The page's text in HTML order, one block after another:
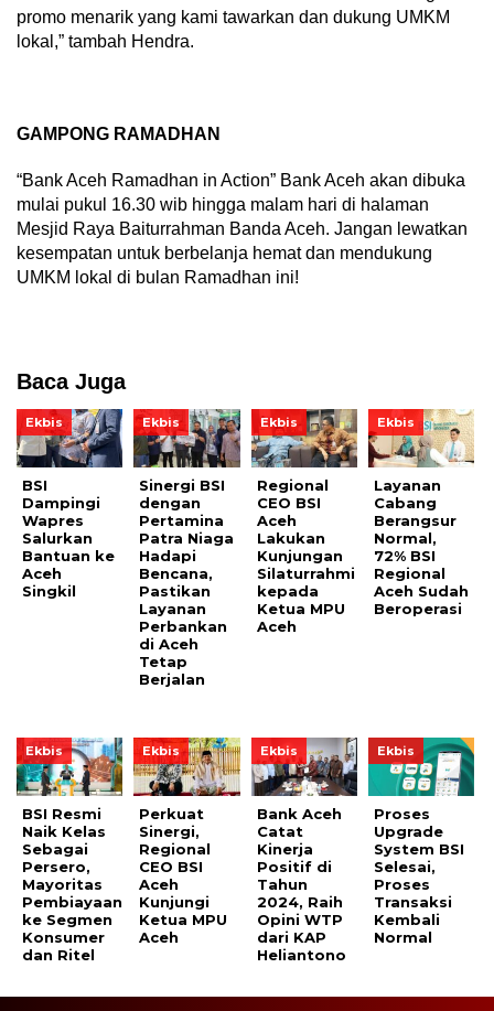
promo menarik yang kami tawarkan dan dukung UMKM
lokal,” tambah Hendra.
GAMPONG RAMADHAN
“Bank Aceh Ramadhan in Action” Bank Aceh akan dibuka
mulai pukul 16.30 wib hingga malam hari di halaman
Mesjid Raya Baiturrahman Banda Aceh. Jangan lewatkan
kesempatan untuk berbelanja hemat dan mendukung
UMKM lokal di bulan Ramadhan ini!
Baca Juga
Ekbis
BSI
Dampingi
Wapres
Salurkan
Bantuan ke
Aceh
Singkil
Ekbis
Sinergi BSI
dengan
Pertamina
Patra Niaga
Hadapi
Bencana,
Pastikan
Layanan
Perbankan
di Aceh
Tetap
Berjalan
Ekbis
Regional
CEO BSI
Aceh
Lakukan
Kunjungan
Silaturrahmi
kepada
Ketua MPU
Aceh
Ekbis
Layanan
Cabang
Berangsur
Normal,
72% BSI
Regional
Aceh Sudah
Beroperasi
Ekbis
BSI Resmi
Naik Kelas
Sebagai
Persero,
Mayoritas
Pembiayaan
ke Segmen
Konsumer
dan Ritel
Ekbis
Perkuat
Sinergi,
Regional
CEO BSI
Aceh
Kunjungi
Ketua MPU
Aceh
Ekbis
Bank Aceh
Catat
Kinerja
Positif di
Tahun
2024, Raih
Opini WTP
dari KAP
Heliantono
Ekbis
Proses
Upgrade
System BSI
Selesai,
Proses
Transaksi
Kembali
Normal